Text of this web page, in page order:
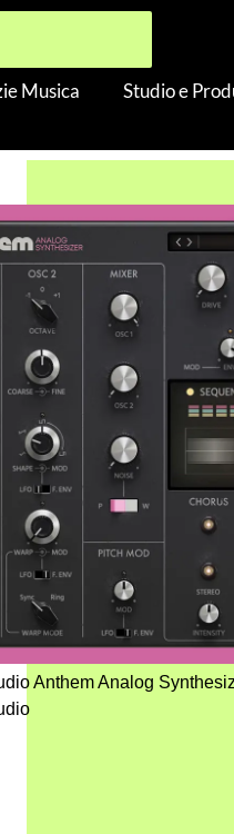
Musica Studio e
Anthem Analog